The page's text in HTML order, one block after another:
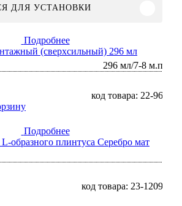
ДЛЯ УСТАНОВКИ
Подробнее
(сверхсильный) 296 мл
296 мл/7-8 м.п
код товара: 22-96
Подробнее
образного плинтуса Серебро мат
код товара: 23-1209